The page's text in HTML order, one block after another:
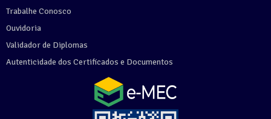
Trabalhe Conosco
Ouvidoria
Validador de Diplomas
Autenticidade dos Certificados e Documentos